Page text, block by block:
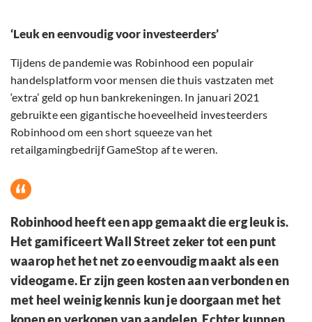
‘Leuk en eenvoudig voor investeerders’
Tijdens de pandemie was Robinhood een populair
handelsplatform voor mensen die thuis vastzaten met
‘extra’ geld op hun bankrekeningen. In januari 2021
gebruikte een gigantische hoeveelheid investeerders
Robinhood om een short squeeze van het
retailgamingbedrijf GameStop af te weren.
Robinhood heeft een app gemaakt die erg leuk is.
Het gamificeert Wall Street zeker tot een punt
waarop het het net zo eenvoudig maakt als een
videogame. Er zijn geen kosten aan verbonden en
met heel weinig kennis kun je doorgaan met het